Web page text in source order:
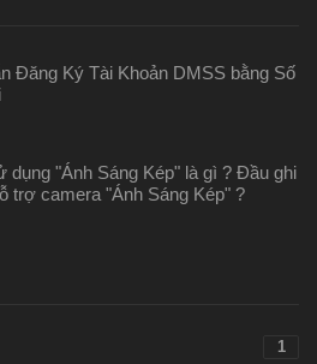
Đăng Ký Tài Khoản DMSS bằng Số
dụng "Ánh Sáng Kép" là gì ? Đầu ghi
trợ camera "Ánh Sáng Kép" ?
1